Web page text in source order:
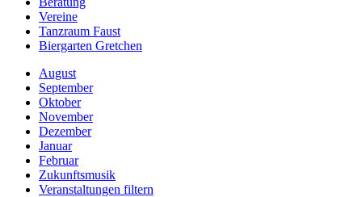
Vereine
Tanzraum Faust
Biergarten Gretchen
August
September
Oktober
November
Dezember
Januar
Februar
Zukunftsmusik
Veranstaltungen filtern